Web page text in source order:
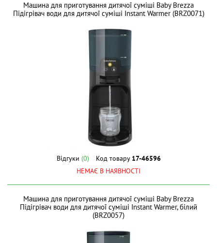
Машина для приготування дитячої суміші Baby Brezza
Підігрівач води для дитячої суміші Instant Warmer (BRZ0071)
Відгуки (0) Код товару 17-46596
НЕМАЄ В НАЯВНОСТІ
Машина для приготування дитячої суміші Baby Brezza
Підігрівач води для дитячої суміші Instant Warmer, білий
(BRZ0057)